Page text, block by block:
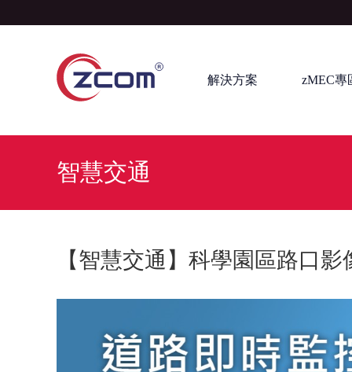
解決方案 zMEC專
智慧交通
【智慧交通】科學園區路口影